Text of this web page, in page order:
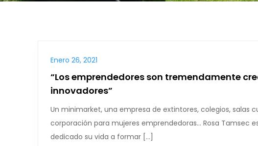
Enero 26, 2021
“Los emprendedores son tremendamente
innovadores”
Un minimarket, una empresa de extintores, colegios, salas
corporación para mujeres emprendedoras… Rosa Tamsec
dedicado su vida a formar […]